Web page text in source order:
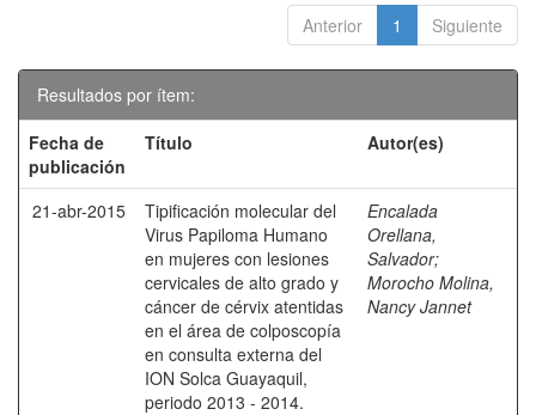
Anterior 1 Siguiente
Resultados por ítem:
Fecha de
publicación
Título Autor(es)
21-abr-2015
Tipificación molecular del
Virus Papiloma Humano
en mujeres con lesiones
cervicales de alto grado y
cáncer de cérvix atentidas
en el área de colposcopía
en consulta externa del
ION Solca Guayaquil,
periodo 2013 - 2014.
Encalada
Orellana,
Salvador;
Morocho Molina,
Nancy Jannet